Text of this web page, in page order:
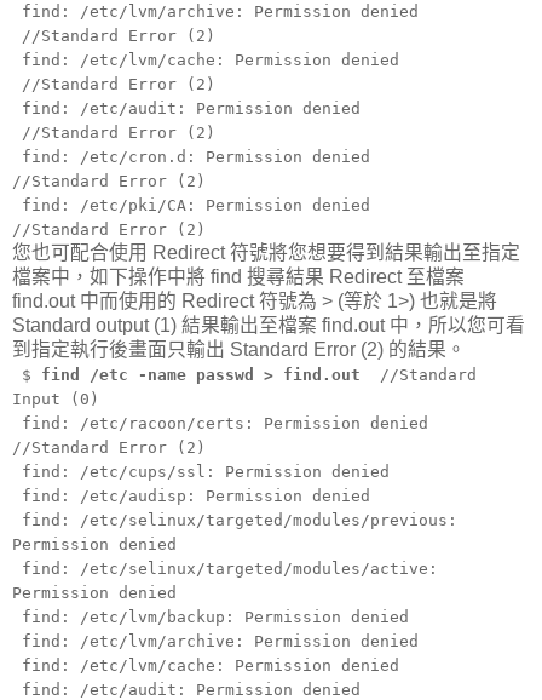
find: /etc/lvm/archive: Permission denied
//Standard Error (2)
find: /etc/lvm/cache: Permission denied
//Standard Error (2)
find: /etc/audit: Permission denied
//Standard Error (2)
find: /etc/cron.d: Permission denied
//Standard Error (2)
find: /etc/pki/CA: Permission denied
//Standard Error (2)
您也可配合使用 Redirect 符號將您想要得到結果輸出至指定
檔案中，如下操作中將 find 搜尋結果 Redirect 至檔案
find.out 中而使用的 Redirect 符號為 > (等於 1>) 也就是將
Standard output (1) 結果輸出至檔案 find.out 中，所以您可看
到指定執行後畫面只輸出 Standard Error (2) 的結果。
$ find /etc -name passwd > find.out //Standard
Input (0)
find: /etc/racoon/certs: Permission denied
//Standard Error (2)
find: /etc/cups/ssl: Permission denied
find: /etc/audisp: Permission denied
find: /etc/selinux/targeted/modules/previous:
Permission denied
find: /etc/selinux/targeted/modules/active:
Permission denied
find: /etc/lvm/backup: Permission denied
find: /etc/lvm/archive: Permission denied
find: /etc/lvm/cache: Permission denied
find: /etc/audit: Permission denied